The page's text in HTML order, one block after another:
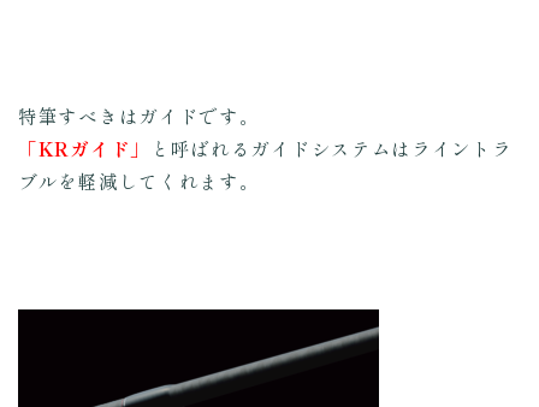
特筆すべきはガイドです。
「KRガイド」
と呼ばれるガイドシステムはライントラ
ブルを軽減してくれます。